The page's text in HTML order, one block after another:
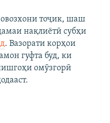
тоҷик, шаш
нақлиётӣ субҳи
. Вазорати корҳои
гуфта буд, ки
омӯзгорӣ